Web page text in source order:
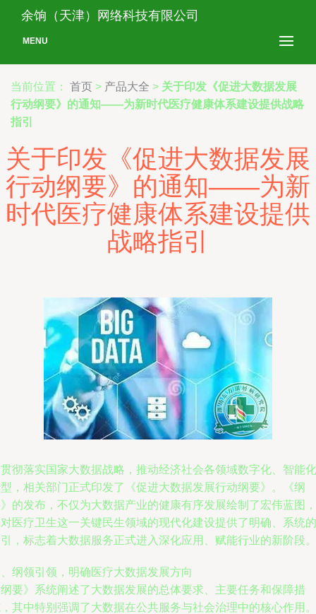
余饷（天津）网络科技有限公司
MENU
当前位置： 首页 > 产品大全 > 关于印发《促进大数据发展
行动纲要》的通知——为新时代医疗健康体系建设提供战略
指引
关于印发《促进大数据发展
行动纲要》的通知——为新
时代医疗健康体系建设提供
战略指引
彻落实国家大数据战略，推动经济社会各领域数字化、智能化
，相关部门正式印发了《促进大数据发展行动纲要》。《纲
的发布，不仅为大数据产业的健康有序发展绘制了宏伟蓝图，
医疗卫生这一关键民生领域的现代化建设提供了明确、系统的
，标志着大数据服务正式进入深化应用、赋能行业的新阶段。
纲领引领，明确医疗大数据发展方向
要》系统阐述了大数据发展的总体要求、主要任务和保障措
其中特别强调了大数据在公共服务与社会治理中的核心作用。